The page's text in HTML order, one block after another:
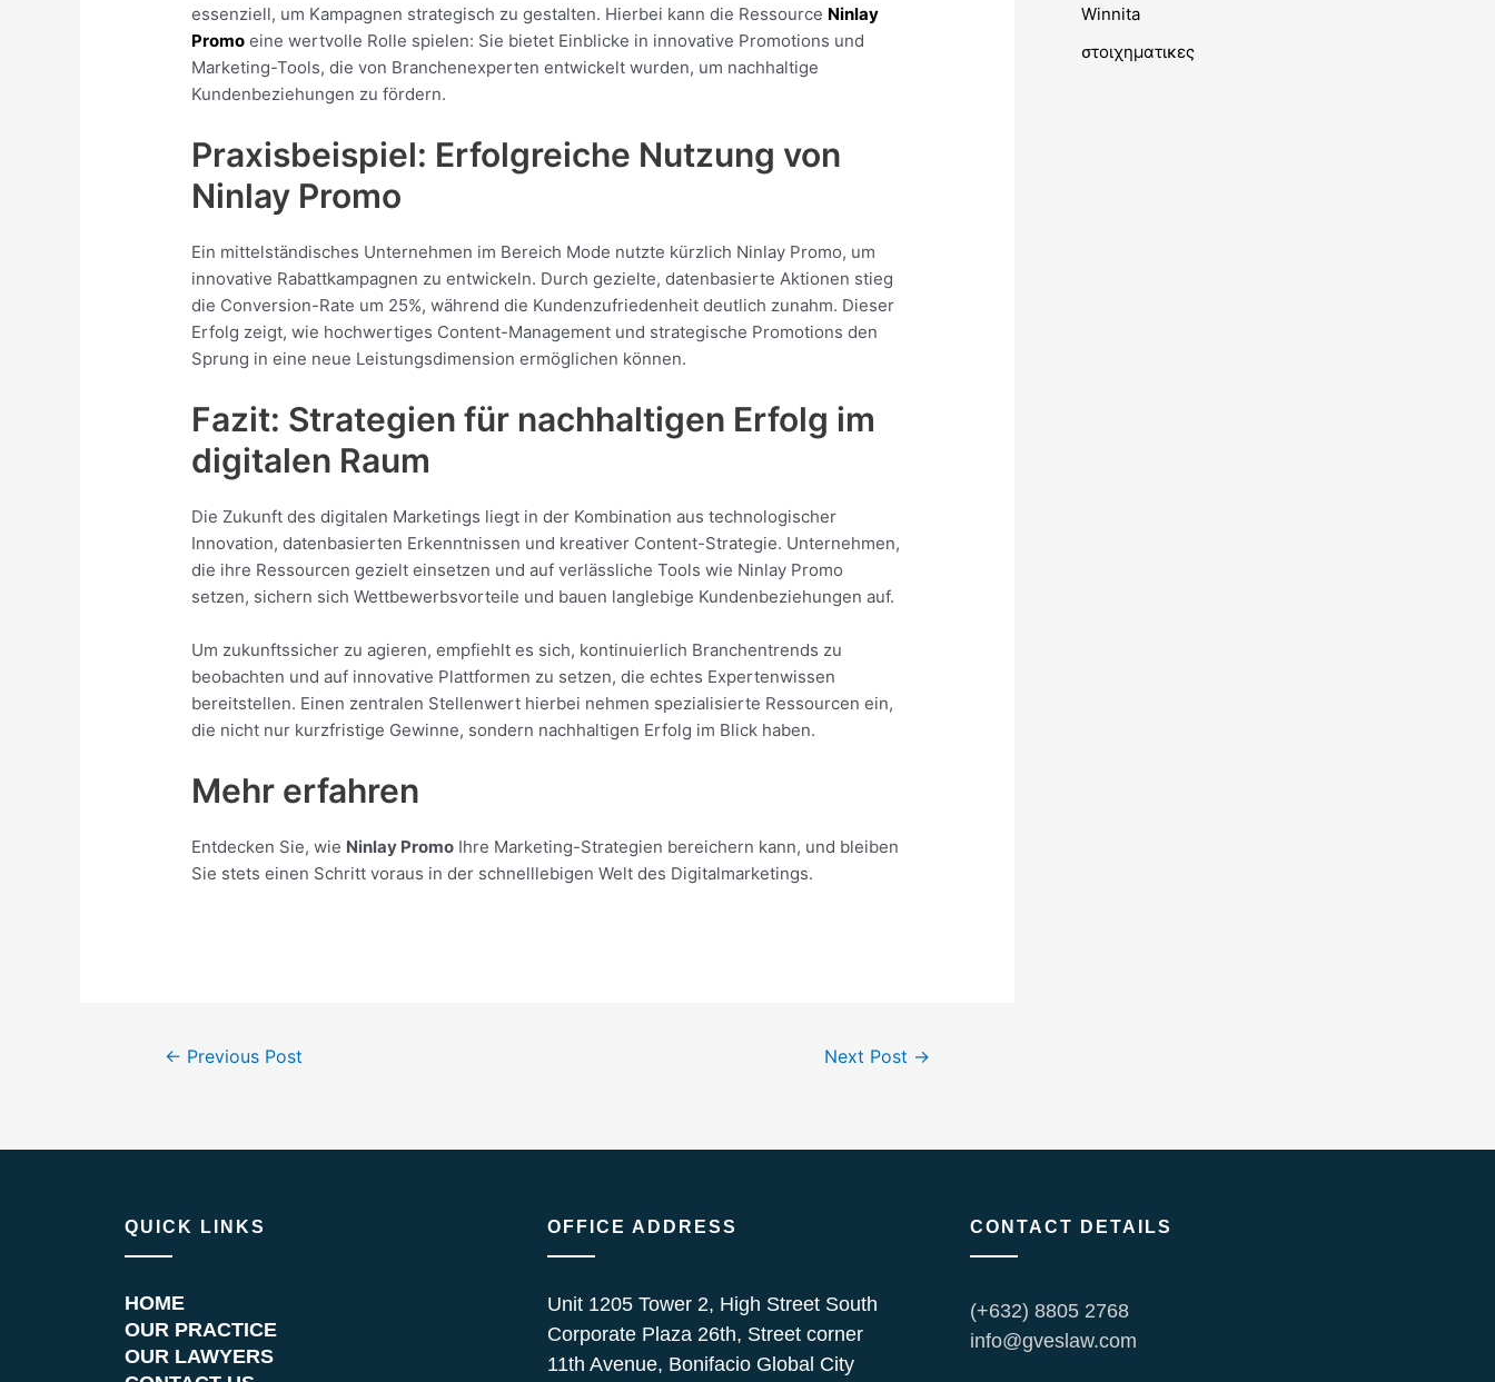
essenziell, um Kampagnen strategisch zu gestalten. Hierbei kann die Ressource Ninlay
Promo eine wertvolle Rolle spielen: Sie bietet Einblicke in innovative Promotions und
Marketing-Tools, die von Branchenexperten entwickelt wurden, um nachhaltige
Kundenbeziehungen zu fördern.
Praxisbeispiel: Erfolgreiche Nutzung von
Ninlay Promo
Ein mittelständisches Unternehmen im Bereich Mode nutzte kürzlich Ninlay Promo, um
innovative Rabattkampagnen zu entwickeln. Durch gezielte, datenbasierte Aktionen stieg
die Conversion-Rate um 25%, während die Kundenzufriedenheit deutlich zunahm. Dieser
Erfolg zeigt, wie hochwertiges Content-Management und strategische Promotions den
Sprung in eine neue Leistungsdimension ermöglichen können.
Fazit: Strategien für nachhaltigen Erfolg im
digitalen Raum
Die Zukunft des digitalen Marketings liegt in der Kombination aus technologischer
Innovation, datenbasierten Erkenntnissen und kreativer Content-Strategie. Unternehmen,
die ihre Ressourcen gezielt einsetzen und auf verlässliche Tools wie Ninlay Promo
setzen, sichern sich Wettbewerbsvorteile und bauen langlebige Kundenbeziehungen auf.
Um zukunftssicher zu agieren, empfiehlt es sich, kontinuierlich Branchentrends zu
beobachten und auf innovative Plattformen zu setzen, die echtes Expertenwissen
bereitstellen. Einen zentralen Stellenwert hierbei nehmen spezialisierte Ressourcen ein,
die nicht nur kurzfristige Gewinne, sondern nachhaltigen Erfolg im Blick haben.
Mehr erfahren
Entdecken Sie, wie Ninlay Promo Ihre Marketing-Strategien bereichern kann, und bleiben
Sie stets einen Schritt voraus in der schnelllebigen Welt des Digitalmarketings.
← Previous Post Next Post →
Winnita
στοιχηματικες
QUICK LINKS
HOME
OUR PRACTICE
OUR LAWYERS
OFFICE ADDRESS
Unit 1205 Tower 2, High Street South
Corporate Plaza 26th, Street corner
11th Avenue, Bonifacio Global City
CONTACT DETAILS
(+632) 8805 2768
info@gveslaw.com